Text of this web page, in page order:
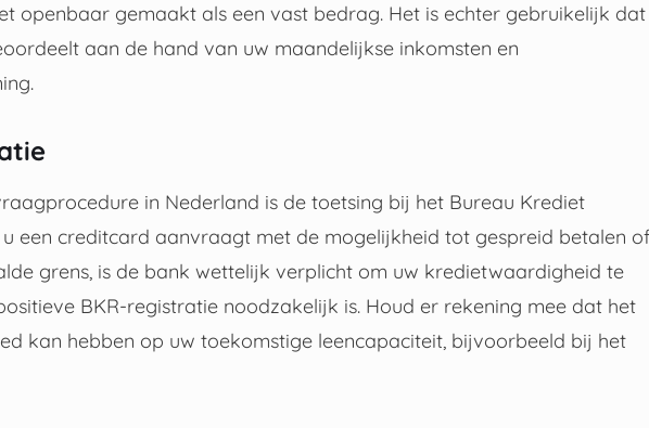
openbaar gemaakt als een vast bedrag. Het is echter gebruikelijk dat
aan de hand van uw maandelijkse inkomsten en
in Nederland is de toetsing bij het Bureau Krediet
u een creditcard aanvraagt met de mogelijkheid tot gespreid betalen of
grens, is de bank wettelijk verplicht om uw kredietwaardigheid te
BKR-registratie noodzakelijk is. Houd er rekening mee dat het
kan hebben op uw toekomstige leencapaciteit, bijvoorbeeld bij het